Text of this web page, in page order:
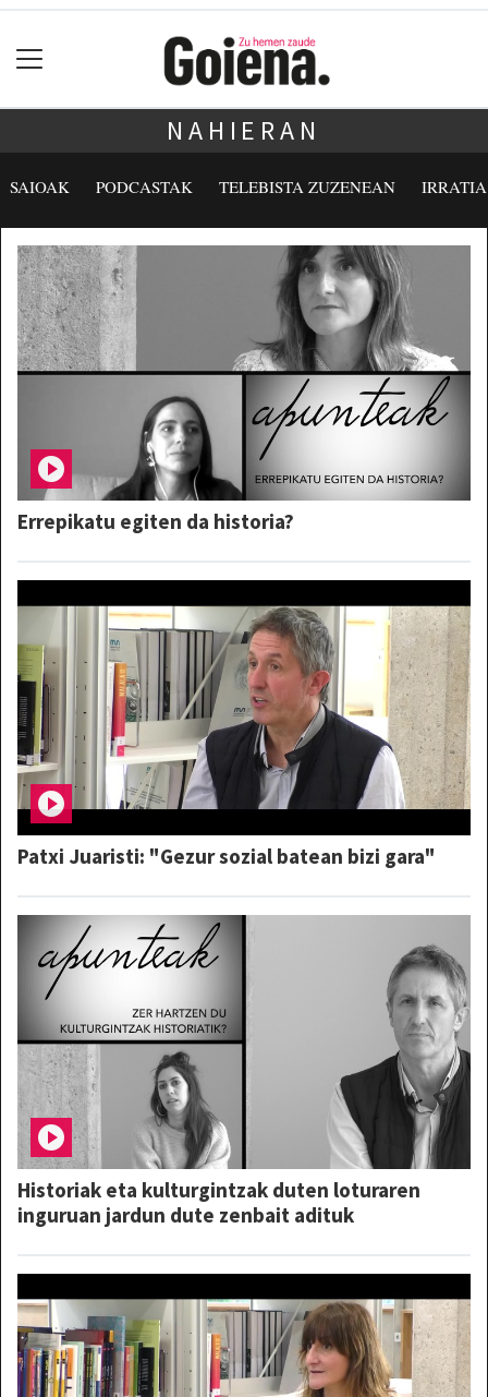
NAHIERAN
SAIOAK PODCASTAK TELEBISTA ZUZENEAN
Errepikatu egiten da historia?
Patxi Juaristi: "Gezur sozial batean bizi gara"
Historiak eta kulturgintzak duten loturaren
inguruan jardun dute zenbait adituk